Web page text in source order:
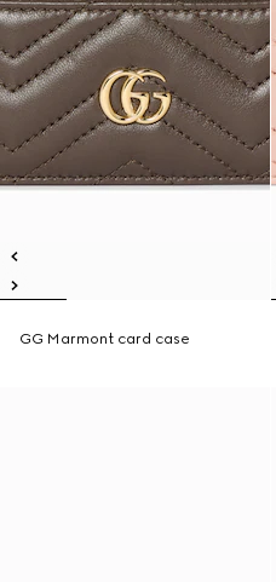
GG Marmont card case